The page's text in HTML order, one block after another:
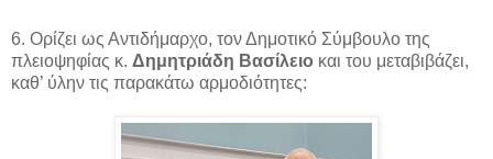
6. Ορίζει ως Αντιδήμαρχο, τον Δημοτικό Σύμβουλο της
πλειοψηφίας κ. Δημητριάδη Βασίλειο και του μεταβιβάζει,
καθ’ ύλην τις παρακάτω αρμοδιότητες: